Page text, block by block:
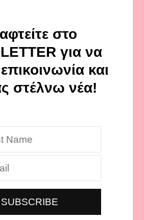
στο
για να
και
στέλνω νέα!